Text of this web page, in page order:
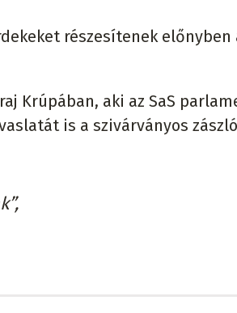
részesítenek előnyben
Krúpában, aki az SaS
is a szivárványos